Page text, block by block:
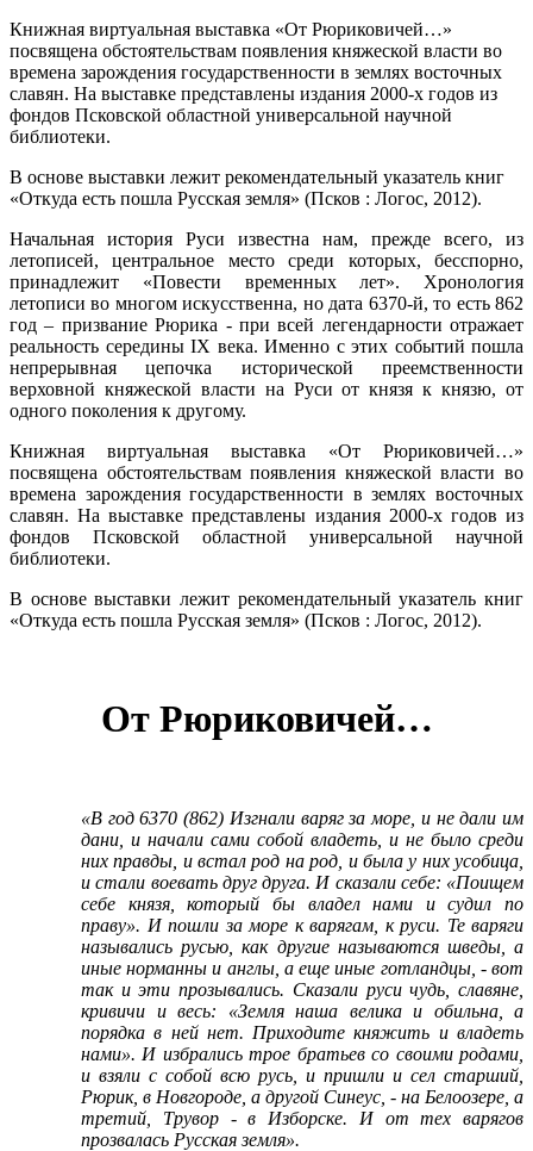
Книжная виртуальная выставка «От Рюриковичей…»
посвящена обстоятельствам появления княжеской власти во
времена зарождения государственности в землях восточных
славян. На выставке представлены издания 2000-х годов из
фондов Псковской областной универсальной научной
библиотеки.
В основе выставки лежит рекомендательный указатель книг
«Откуда есть пошла Русская земля» (Псков : Логос, 2012).
Начальная история Руси известна нам, прежде всего, из
летописей, центральное место среди которых, бесспорно,
принадлежит «Повести временных лет». Хронология
летописи во многом искусственна, но дата 6370-й, то есть 862
год – призвание Рюрика - при всей легендарности отражает
реальность середины IХ века. Именно с этих событий пошла
непрерывная цепочка исторической преемственности
верховной княжеской власти на Руси от князя к князю, от
одного поколения к другому.
Книжная виртуальная выставка «От Рюриковичей…»
посвящена обстоятельствам появления княжеской власти во
времена зарождения государственности в землях восточных
славян. На выставке представлены издания 2000-х годов из
фондов Псковской областной универсальной научной
библиотеки.
В основе выставки лежит рекомендательный указатель книг
«Откуда есть пошла Русская земля» (Псков : Логос, 2012).
От Рюриковичей…
«В год 6370 (862) Изгнали варяг за море, и не дали им
дани, и начали сами собой владеть, и не было среди
них правды, и встал род на род, и была у них усобица,
и стали воевать друг друга. И сказали себе: «Поищем
себе князя, который бы владел нами и судил по
праву». И пошли за море к варягам, к руси. Те варяги
назывались русью, как другие называются шведы, а
иные норманны и англы, а еще иные готландцы, - вот
так и эти прозывались. Сказали руси чудь, славяне,
кривичи и весь: «Земля наша велика и обильна, а
порядка в ней нет. Приходите княжить и владеть
нами». И избрались трое братьев со своими родами,
и взяли с собой всю русь, и пришли и сел старший,
Рюрик, в Новгороде, а другой Синеус, - на Белоозере, а
третий, Трувор - в Изборске. И от тех варягов
прозвалась Русская земля».